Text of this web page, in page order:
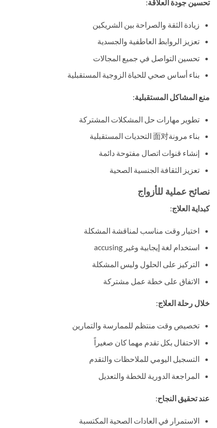
تحسين جودة العلاقة:
زيادة الثقة والصراحة بين الشريكين
تعزيز الروابط العاطفية والجسدية
تحسين التواصل في جميع المجالات
بناء أساس صحي للحياة الزوجية المستقبلية
منع المشاكل المستقبلية:
تطوير مهارات حل المشكلات المشتركة
بناء مرونة面对 التحديات المستقبلية
إنشاء قنوات اتصال مفتوحة دائمة
تعزيز الثقافة الجنسية الصحية
نصائح عملية للأزواج
كبداية العلاج:
اختيار وقت مناسب لمناقشة المشكلة
استخدام لغة إيجابية وغير accusing
التركيز على الحلول وليس المشكلة
الاتفاق على خطة عمل مشتركة
خلال رحلة العلاج:
تخصيص وقت منتظم للممارسة والتمارين
الاحتفال بكل تقدم مهما كان صغيراً
التسجيل اليومي للملاحظات والتقدم
المراجعة الدورية للخطة والتعديل
عند تحقيق النجاح:
الاستمرار في العادات الصحية المكتسبة